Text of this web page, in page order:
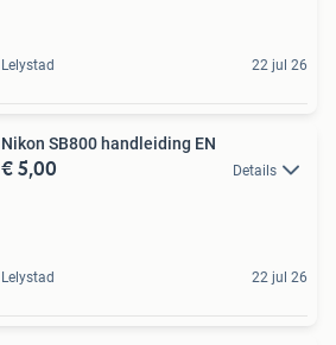
Lelystad 22 jul 26
Nikon SB800 handleiding EN
€ 5,00 Details
Lelystad 22 jul 26